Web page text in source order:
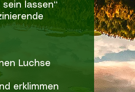
lassen“
Luchse
erklimmen